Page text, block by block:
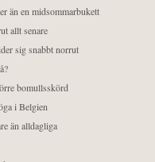
än en midsommarbukett
allt senare
sig snabbt norrut
bomullsskörd
i Belgien
än alldagliga